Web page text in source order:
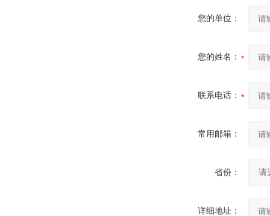
您的单位：
您的姓名：
联系电话：
常用邮箱：
省份：
详细地址：